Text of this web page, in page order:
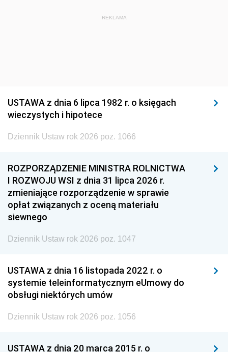
REKLAMA
USTAWA z dnia 6 lipca 1982 r. o księgach
wieczystych i hipotece
Dziennik Ustaw rok 2026 poz. 1066
ROZPORZĄDZENIE MINISTRA ROLNICTWA
I ROZWOJU WSI z dnia 31 lipca 2026 r.
zmieniające rozporządzenie w sprawie
opłat związanych z oceną materiału
siewnego
Dziennik Ustaw rok 2026 poz. 1047
USTAWA z dnia 16 listopada 2022 r. o
systemie teleinformatycznym eUmowy do
obsługi niektórych umów
Dziennik Ustaw rok 2026 poz. 1056
USTAWA z dnia 20 marca 2015 r. o